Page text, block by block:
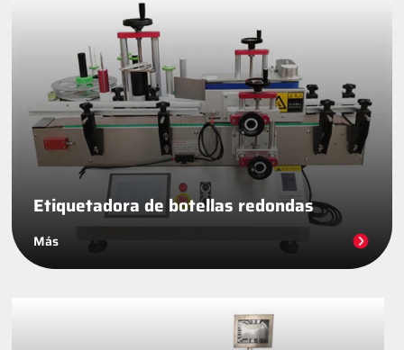
Etiquetadora de botellas redondas
Más